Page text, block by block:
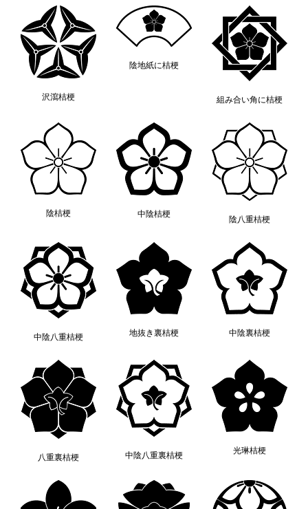
沢瀉桔梗
陰地紙に桔梗
組み合い角に桔梗
陰桔梗 中陰桔梗
陰八重桔梗
中陰八重桔梗 地抜き裏桔梗 中陰裏桔梗
八重裏桔梗 中陰八重裏桔梗 光琳桔梗